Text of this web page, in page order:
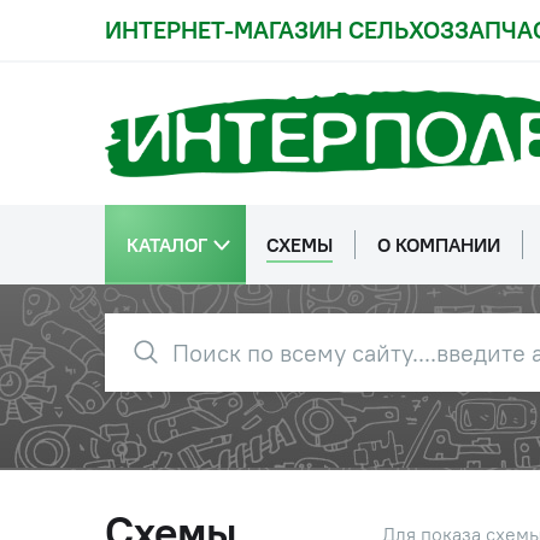
ИНТЕРНЕТ-МАГАЗИН
КАТАЛОГ СХЕМЫ О КОМПАНИИ
Для показа
(700А.17.01.045-5)
81
700А.17.01.057
Диск
82 Штифт
83 700А.17.01.058
84 700.17.01.204